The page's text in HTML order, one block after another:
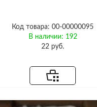
Код товара: 00-00000095
В наличии: 192
22 руб.